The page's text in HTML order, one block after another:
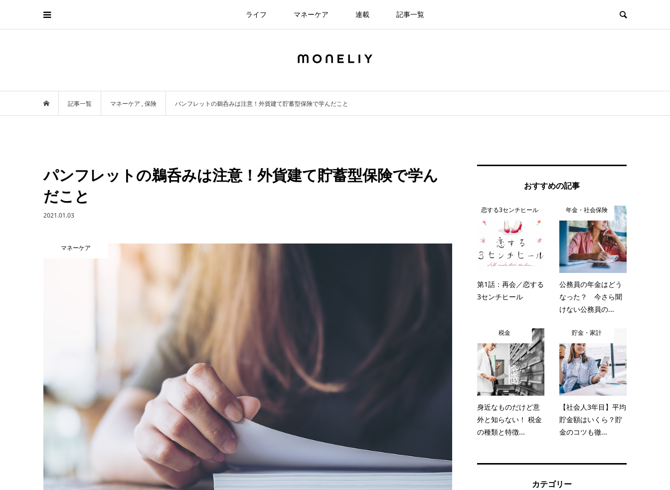
ライフ マネーケア 連載 記事一覧
記事一覧 マネーケア ,保険 パンフレットの鵜呑みは注意！外貨建て貯蓄型保険で学んだこと
パンフレットの鵜呑みは注意！外貨建て貯蓄型保険で学ん
だこと
2021.01.03
マネーケア
おすすめの記事
恋する3センチヒール
第1話：再会／恋する
3センチヒール
年金・社会保険
公務員の年金はどう
なった？ 今さら聞
けない公務員の...
税金
身近なものだけど意
外と知らない！ 税金
の種類と特徴...
貯金・家計
【社会人3年目】平均
貯金額はいくら？貯
金のコツも徹...
カテゴリー